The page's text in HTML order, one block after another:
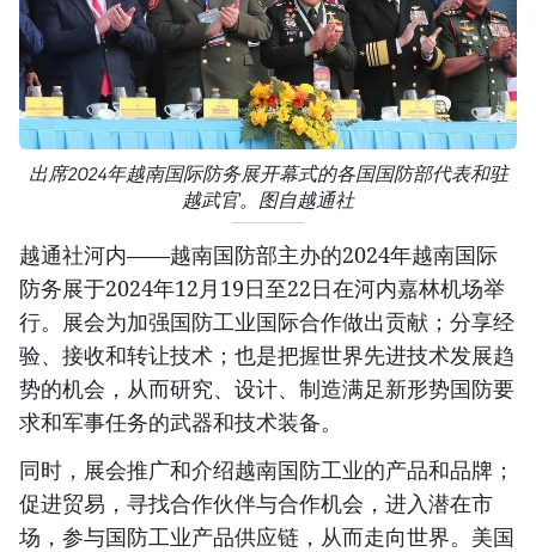
出席2024年越南国际防务展开幕式的各国国防部代表和驻
越武官。图自越通社
越通社河内——越南国防部主办的2024年越南国际
防务展于2024年12月19日至22日在河内嘉林机场举
行。展会为加强国防工业国际合作做出贡献；分享经
验、接收和转让技术；也是把握世界先进技术发展趋
势的机会，从而研究、设计、制造满足新形势国防要
求和军事任务的武器和技术装备。
同时，展会推广和介绍越南国防工业的产品和品牌；
促进贸易，寻找合作伙伴与合作机会，进入潜在市
场，参与国防工业产品供应链，从而走向世界。美国